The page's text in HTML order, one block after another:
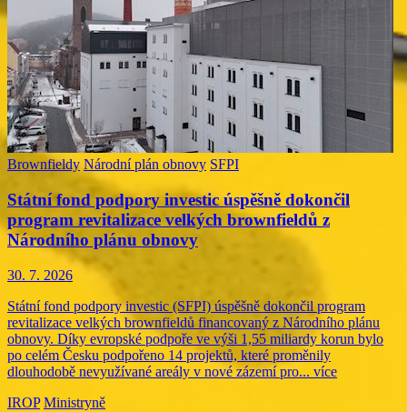
Brownfieldy Národní plán obnovy SFPI
Státní fond podpory investic úspěšně dokončil
program revitalizace velkých brownfieldů z
Národního plánu obnovy
30. 7. 2026
Státní fond podpory investic (SFPI) úspěšně dokončil program
revitalizace velkých brownfieldů financovaný z Národního plánu
obnovy. Díky evropské podpoře ve výši 1,55 miliardy korun bylo
po celém Česku podpořeno 14 projektů, které proměnily
dlouhodobě nevyužívané areály v nové zázemí pro... více
IROP Ministryně